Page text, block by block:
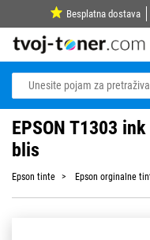
Besplatna dostava
EPSON T1303
blis
Epson tinte Epson orginalne